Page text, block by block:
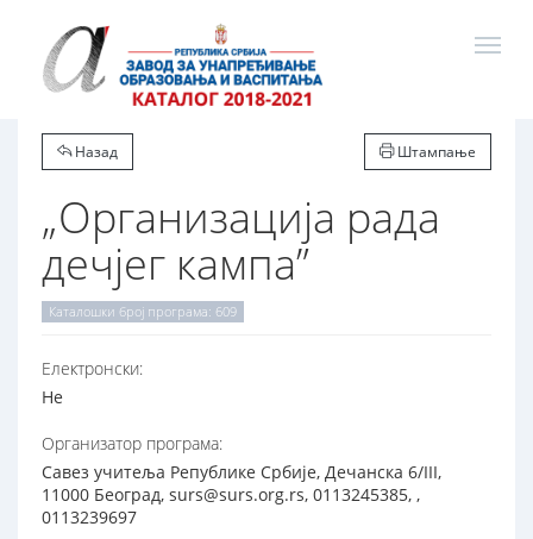
Назад Штампање
„Oрганизација рада
дечјег кампа”
Каталошки број програма: 609
Електронски:
Не
Организатор програма:
Савез учитеља Републике Србије, Дечанска 6/III,
11000 Београд, surs@surs.org.rs, 0113245385, ,
0113239697